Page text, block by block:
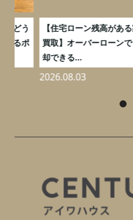
【住宅ローン残高がある家の
買取】オーバーローンでも売
却できる...
2026.08.03